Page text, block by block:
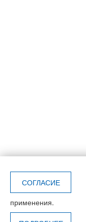
СОГЛАСИЕ
применения.